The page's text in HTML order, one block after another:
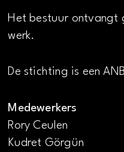
Het bestuur ontvangt
werk.
De stichting is een
Medewerkers
Rory Ceulen
Kudret Görgün